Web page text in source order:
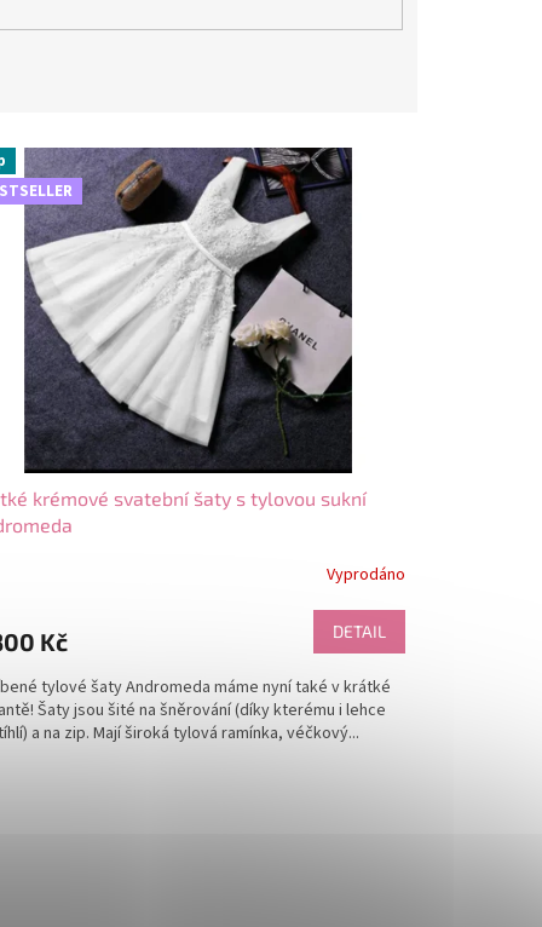
krémové svatební šaty s tylovou sukní
Vyprodáno
Kč DETAIL
tylové šaty Andromeda máme nyní také v krátké
Šaty jsou šité na šněrování (díky kterému i lehce
a na zip. Mají široká tylová ramínka, véčkový...